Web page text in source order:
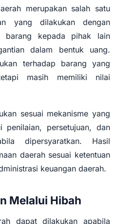
merupakan salah satu
yang dilakukan dengan
barang kepada pihak lain
dalam bentuk uang.
terhadap barang yang
masih memiliki nilai
sesuai mekanisme yang
penilaian, persetujuan, dan
dipersyaratkan. Hasil
daerah sesuai ketentuan
keuangan daerah.
Melalui Hibah
dapat dilakukan apabila